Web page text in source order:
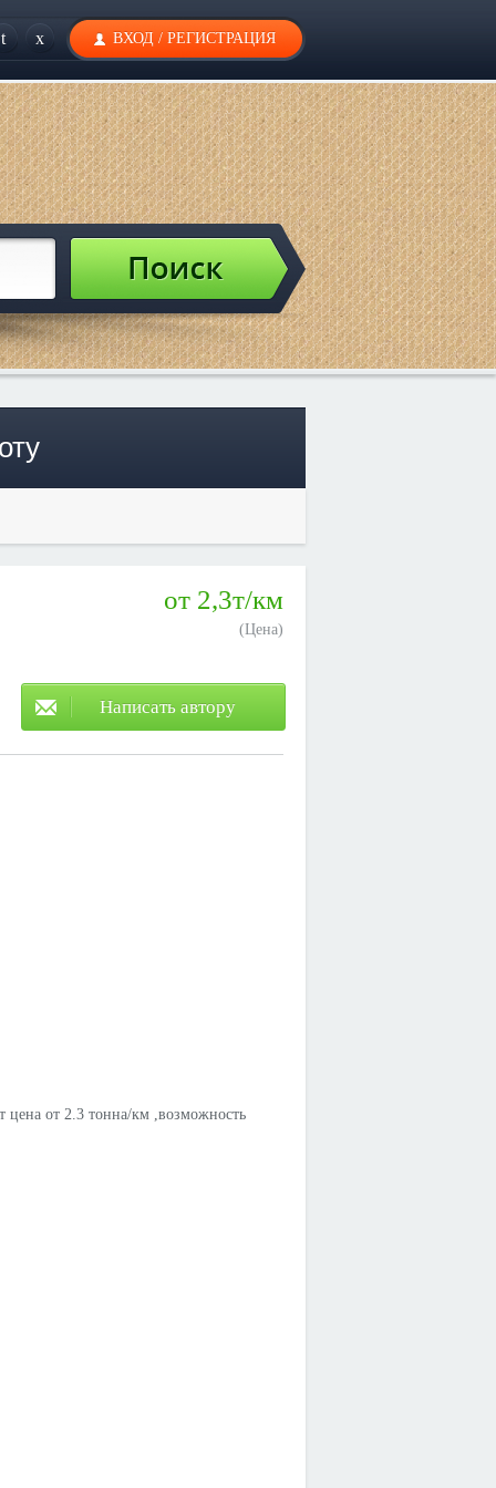
t x ВХОД / РЕГИСТРАЦИЯ
от 2,3т/км
(Цена)
Написать автору
цена от 2.3 тонна/км ,возможность